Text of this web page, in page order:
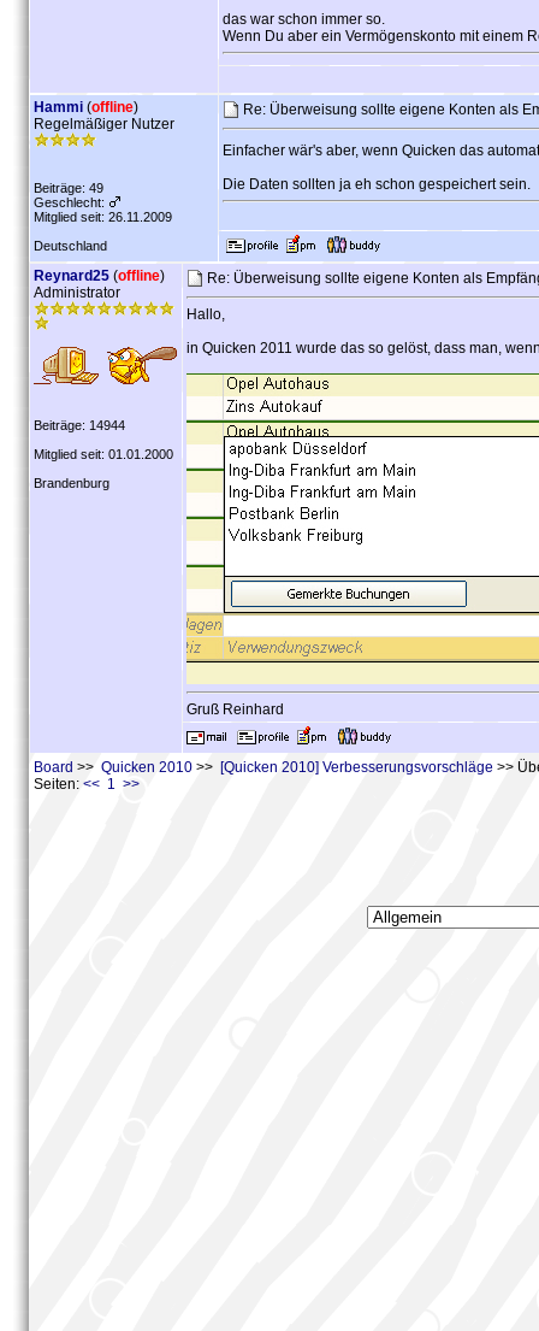
das war schon immer so.
Wenn Du aber ein Vermögenskonto mit einem
Hammi (offline)
Regelmäßiger Nutzer
Beiträge: 49
Geschlecht:
Mitglied seit: 26.11.2009
Deutschland
Re: Überweisung sollte eigene Konten als
Einfacher wär's aber, wenn Quicken das
Die Daten sollten ja eh schon gespeichert sein.
Reynard25 (offline)
Administrator
Beiträge: 14944
Mitglied seit: 01.01.2000
Brandenburg
Re: Überweisung sollte eigene Konten als
Hallo,
in Quicken 2011 wurde das so gelöst, dass man,
Gruß Reinhard
Board >> Quicken 2010 >> [Quicken 2010] Verbesserungsvorschläge >>
Seiten: << 1 >>